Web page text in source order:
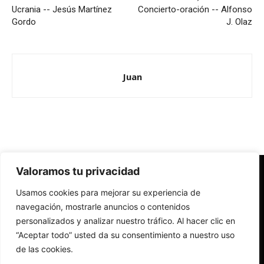
Valoramos tu privacidad
Usamos cookies para mejorar su experiencia de
navegación, mostrarle anuncios o contenidos
personalizados y analizar nuestro tráfico. Al hacer clic en
“Aceptar todo” usted da su consentimiento a nuestro uso
de las cookies.
Ucrania -- Jesús Martínez
Gordo
Concierto-oración -- Alfonso
J. Olaz
Juan
Redes Cristianas
Una mirada alternativa sobre la Iglesia católica y la sociedad
- Colectivos de Redes Cristianas